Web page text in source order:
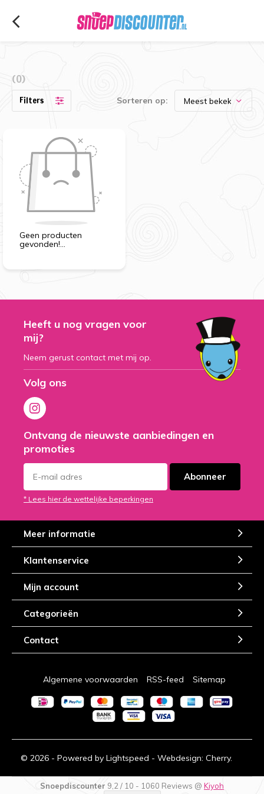
(0)
Filters Sorteren op:
Geen producten
gevonden!...
Heeft u nog vragen voor
mij?
Neem gerust contact met mij op.
Volg ons
Ontvang de nieuwste aanbiedingen en
promoties
Abonneer
* Lees hier de wettelijke beperkingen
Meer informatie
Klantenservice
Mijn account
Categorieën
Contact
© 2026 - Powered by Lightspeed - Webdesign: Cherry.
Algemene voorwaarden RSS-feed Sitemap
Snoepdiscounter 9,2 / 10 - 1060 Reviews @ Kiyoh